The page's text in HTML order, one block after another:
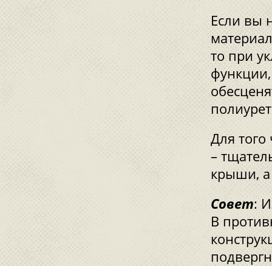
Если вы
то при
Для того
–
крыши, а
Совет:
В